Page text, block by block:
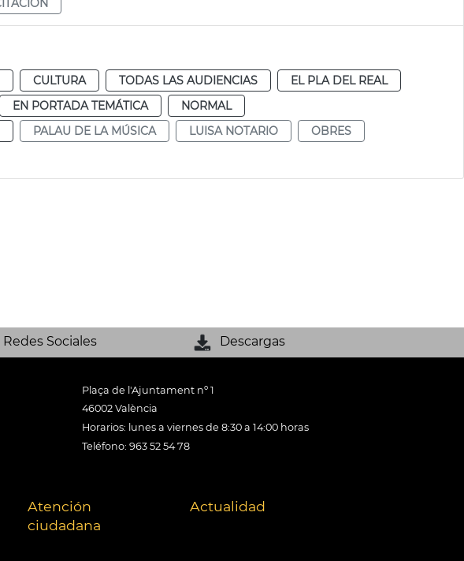
CULTURA TODAS LAS AUDIENCIAS
EL PLA DEL REAL
EN PORTADA TEMÁTICA
NORMAL
PALAU DE LA MÚSICA LUISA NOTARIO
OBRES
Redes Sociales Descargas
Plaça de l'Ajuntament nº 1
46002 València
Horarios: lunes a viernes de 8:30 a 14:00 horas
Teléfono: 963 52 54 78
Atención
ciudadana
Actualidad